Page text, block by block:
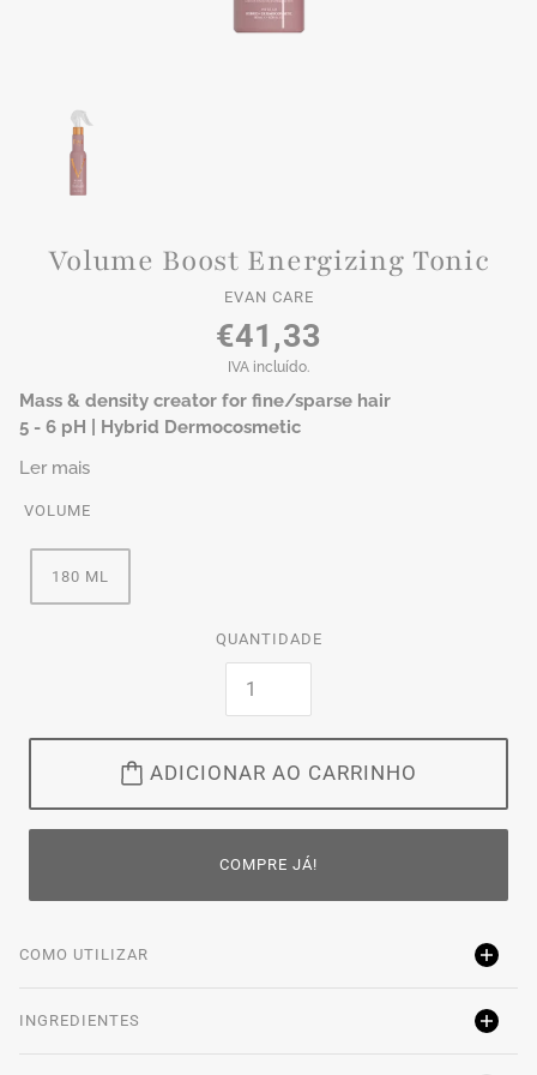
Volume Boost Energizing Tonic
EVAN CARE
€41,33
IVA incluído.
Mass & density creator for fine/sparse hair
5 - 6 pH | Hybrid Dermocosmetic
Ler mais
VOLUME
180 ML
QUANTIDADE
ADICIONAR AO CARRINHO
COMPRE JÁ!
COMO UTILIZAR
INGREDIENTES